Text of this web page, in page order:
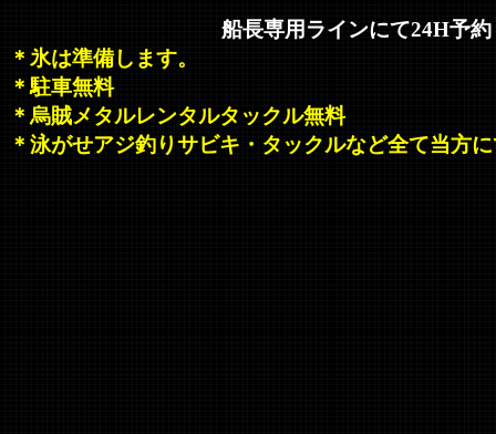
船長専用ラインにて24H予
＊氷は準備します。
＊駐車無料
＊烏賊メタルレンタルタックル無料
＊泳がせアジ釣りサビキ・タックルなど全て当方